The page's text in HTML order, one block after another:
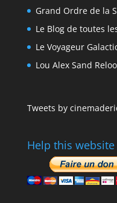
Grand Ordre de la
Le Blog de toutes
Le Voyageur
Lou Alex Sand
Tweets by
Help this website